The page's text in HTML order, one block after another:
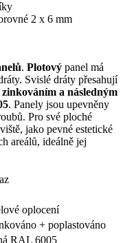
2 x 6 mm
. Plotový panel má
Svislé dráty přesahují
zinkováním a následným
. Panely jsou upevněny
Pro své ploché
jako pevné estetické
areálů, ideálně jej
oplocení
+ poplastováno
RAL 6005